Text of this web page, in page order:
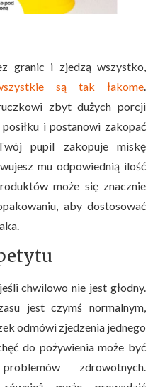
granic i zjedzą wszystko,
są tak łakome.
zbyt dużych porcji
i postanowi zakopać
pupil zakopuje miskę
mu odpowiednią ilość
może się znacznie
aby dostosować
chwilowo nie jest głodny.
jest czymś normalnym,
odmówi zjedzenia jednego
do pożywienia może być
zdrowotnych.